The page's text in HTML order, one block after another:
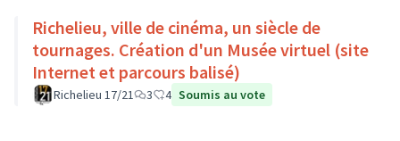
Richelieu, ville de cinéma, un siècle de
tournages. Création d'un Musée virtuel (site
Internet et parcours balisé)
Richelieu 17/21 3 4 Soumis au vote